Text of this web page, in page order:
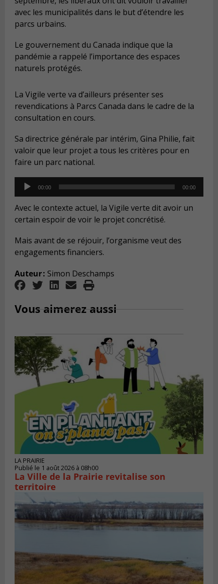
avec les municipalités dans le but d’étendre les
parcs urbains.
Le gouvernement du Canada indique que la
pandémie a rappelé l’importance des espaces
naturels protégés.
La Vigile verte va d’ailleurs présenter ses
revendications à Parcs Canada dans le cadre de la
consultation en cours.
Sa directrice générale par intérim, Gina Philie, fait
valoir que leur projet a tous les critères pour en
faire un parc national.
Audio
Player
00:00 00:00
Avec le contexte actuel, la Vigile verte dit avoir un
certain espoir de voir le projet concrétisé.
Mais avant de se réjouir, l’organisme veut des
engagements financiers.
Auteur: Simon Deschamps
Vous aimerez aussi
LA PRAIRIE
Publié le 1 août 2026 à 08h00
La Ville de la Prairie revitalise son
territoire